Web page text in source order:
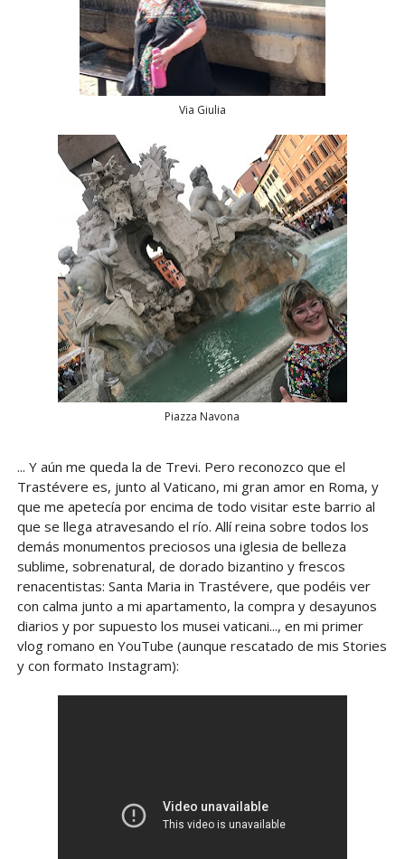
Via Giulia
Piazza Navona
... Y aún me queda la de Trevi. Pero reconozco que el
Trastévere es, junto al Vaticano, mi gran amor en Roma, y
que me apetecía por encima de todo visitar este barrio al
que se llega atravesando el río. Allí reina sobre todos los
demás monumentos preciosos una iglesia de belleza
sublime, sobrenatural, de dorado bizantino y frescos
renacentistas: Santa Maria in Trastévere, que podéis ver
con calma junto a mi apartamento, la compra y desayunos
diarios y por supuesto los musei vaticani..., en mi primer
vlog romano en YouTube (aunque rescatado de mis Stories
y con formato Instagram):